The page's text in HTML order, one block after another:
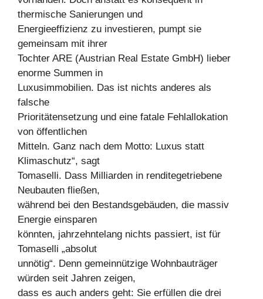
thermische Sanierungen und
Energieeffizienz zu investieren, pumpt sie
gemeinsam mit ihrer
Tochter ARE (Austrian Real Estate GmbH) lieber
enorme Summen in
Luxusimmobilien. Das ist nichts anderes als
falsche
Prioritätensetzung und eine fatale Fehlallokation
von öffentlichen
Mitteln. Ganz nach dem Motto: Luxus statt
Klimaschutz“, sagt
Tomaselli. Dass Milliarden in renditegetriebene
Neubauten fließen,
während bei den Bestandsgebäuden, die massiv
Energie einsparen
könnten, jahrzehntelang nichts passiert, ist für
Tomaselli „absolut
unnötig“. Denn gemeinnützige Wohnbauträger
würden seit Jahren zeigen,
dass es auch anders geht: Sie erfüllen die drei